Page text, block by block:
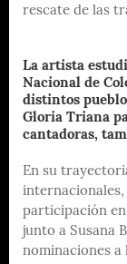
rescate de las
La artista
Nacional de
distintos
Gloria Triana
cantadoras,
En su
participación en
junto a Susana
nominaciones a